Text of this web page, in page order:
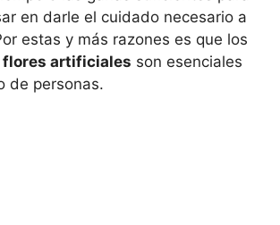
en darle el cuidado necesario a
estas y más razones es que los
flores artificiales son esenciales
de personas.